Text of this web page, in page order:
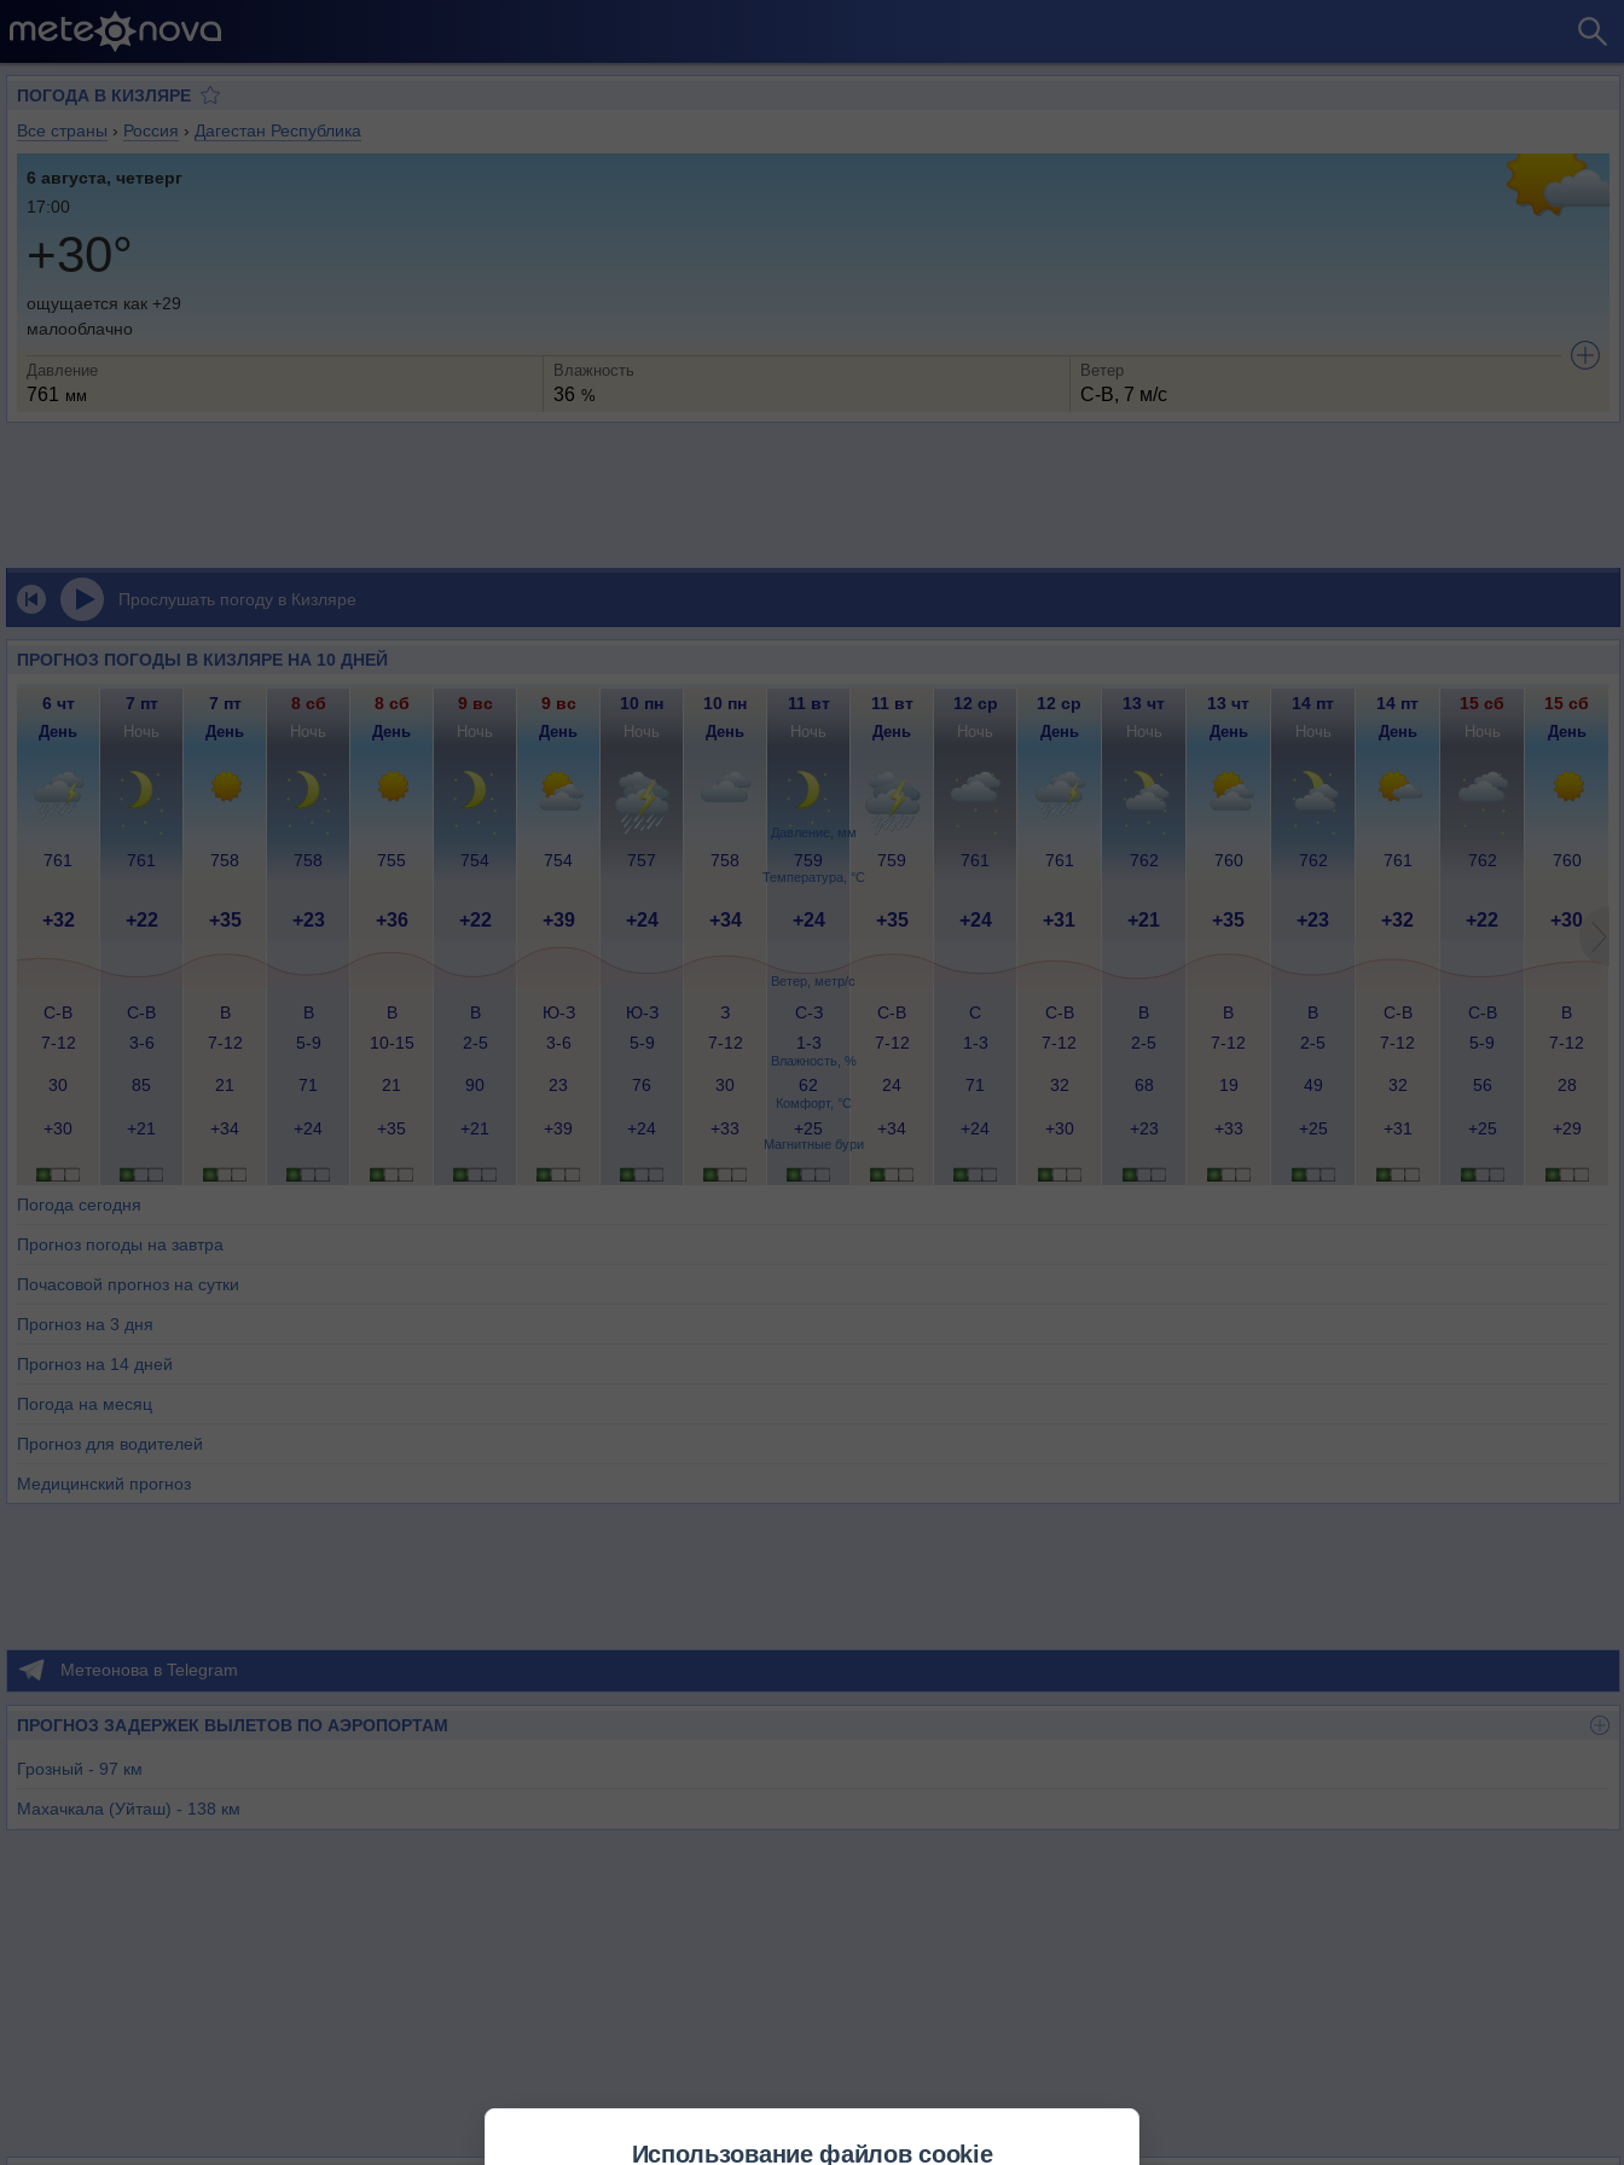
ПОГОДА В КИЗЛЯРЕ
Все страны › Россия › Дагестан Республика
6 августа, четверг
17:00
+30°
ощущается как +29
малооблачно
Давление
761 мм
Влажность
36 %
Ветер
С-В, 7 м/с
Прослушать погоду в Кизляре
ПРОГНОЗ ПОГОДЫ В КИЗЛЯРЕ НА 10 ДНЕЙ
Давление, мм
Температура, °C
Ветер, метр/с
Влажность, %
Комфорт, °C
Магнитные бури
6 чт 7 пт 7 пт 8 сб 8 сб 9 вс 9 вс 10 пн 10 пн 11 вт 11 вт 12 ср 12 ср 13 чт 13 чт 14 пт 14 пт 15 сб 15 сб
День Ночь День Ночь День Ночь День Ночь День Ночь День Ночь День Ночь День Ночь День Ночь День
761 761 758 758 755 754 754 757 758 759 759 761 761 762 760 762 761 762 760
+32 +22 +35 +23 +36 +22 +39 +24 +34 +24 +35 +24 +31 +21 +35 +23 +32 +22 +30
С-В
7-12
С-В
3-6
В
7-12
В
5-9
В
10-15
В
2-5
Ю-З
3-6
Ю-З
5-9
З
7-12
С-З
1-3
С-В
7-12
С
1-3
С-В
7-12
В
2-5
В
7-12
В
2-5
С-В
7-12
С-В
5-9
В
7-12
30 85 21 71 21 90 23 76 30 62 24 71 32 68 19 49 32 56 28
+30 +21 +34 +24 +35 +21 +39 +24 +33 +25 +34 +24 +30 +23 +33 +25 +31 +25 +29
Погода сегодня
Прогноз погоды на завтра
Почасовой прогноз на сутки
Прогноз на 3 дня
Прогноз на 14 дней
Погода на месяц
Прогноз для водителей
Медицинский прогноз
Метеонова в Telegram
ПРОГНОЗ ЗАДЕРЖЕК ВЫЛЕТОВ ПО АЭРОПОРТАМ
Грозный - 97 км
Махачкала (Уйташ) - 138 км
Использование файлов cookie